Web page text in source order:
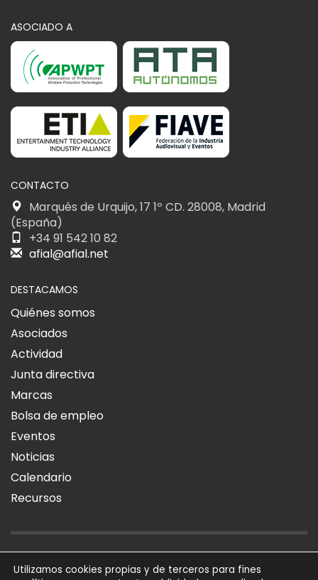
ASOCIADO A
CONTACTO
Marqués de Urquijo, 17 1º CD. 28008, Madrid
(España)
+34 91 542 10 82
afial@afial.net
DESTACAMOS
Quiénes somos
Asociados
Actividad
Junta directiva
Marcas
Bolsa de empleo
Eventos
Noticias
Calendario
Recursos
AVISO LEGAL POLÍTICA DE PRIVACIDAD POLÍTICA DE COOKIES
Utilizamos cookies propias y de terceros para fines